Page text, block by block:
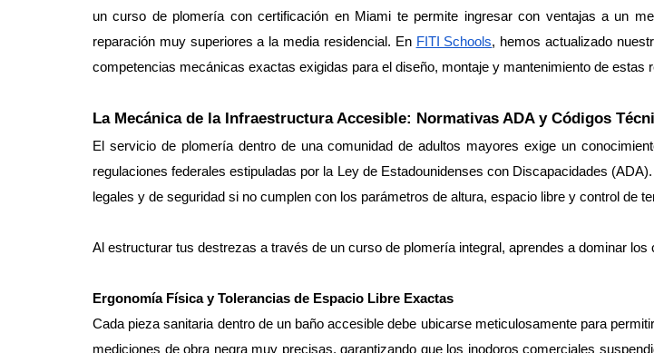
un curso de plomería con certificación en Miami te permite ingresar con ventajas a un
reparación muy superiores a la media residencial. En FITI Schools, hemos actualizado
competencias mecánicas exactas exigidas para el diseño, montaje y mantenimiento de estas
La Mecánica de la Infraestructura Accesible: Normativas ADA y Códigos
El servicio de plomería dentro de una comunidad de adultos mayores exige un
regulaciones federales estipuladas por la Ley de Estadounidenses con Discapacidades
legales y de seguridad si no cumplen con los parámetros de altura, espacio libre y control de
Al estructurar tus destrezas a través de un curso de plomería integral, aprendes a dominar
Ergonomía Física y Tolerancias de Espacio Libre Exactas
Cada pieza sanitaria dentro de un baño accesible debe ubicarse meticulosamente para
mediciones de obra negra muy precisas, garantizando que los inodoros comerciales